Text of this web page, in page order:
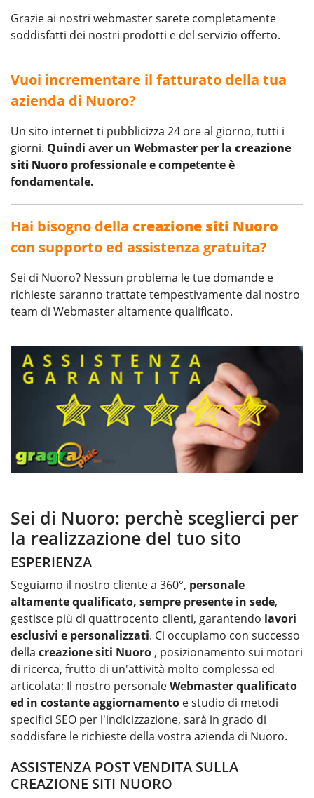
Grazie ai nostri webmaster sarete completamente
soddisfatti dei nostri prodotti e del servizio offerto.
Vuoi incrementare il fatturato della tua
azienda di Nuoro?
Un sito internet ti pubblicizza 24 ore al giorno, tutti i
giorni. Quindi aver un Webmaster per la creazione
siti Nuoro professionale e competente è
fondamentale.
Hai bisogno della creazione siti Nuoro
con supporto ed assistenza gratuita?
Sei di Nuoro? Nessun problema le tue domande e
richieste saranno trattate tempestivamente dal nostro
team di Webmaster altamente qualificato.
Sei di Nuoro: perchè sceglierci per
la realizzazione del tuo sito
ESPERIENZA
Seguiamo il nostro cliente a 360°, personale
altamente qualificato, sempre presente in sede,
gestisce più di quattrocento clienti, garantendo lavori
esclusivi e personalizzati. Ci occupiamo con successo
della creazione siti Nuoro , posizionamento sui motori
di ricerca, frutto di un'attività molto complessa ed
articolata; Il nostro personaleWebmaster qualificato
ed in costante aggiornamento e studio di metodi
specifici SEO per l'indicizzazione, sarà in grado di
soddisfare le richieste della vostra azienda di Nuoro.
ASSISTENZA POST VENDITA SULLA
CREAZIONE SITI NUORO